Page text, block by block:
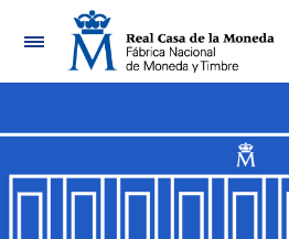
Navegación